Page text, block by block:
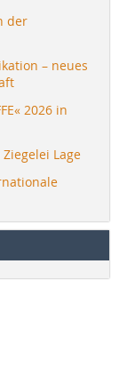
der
– neues
2026 in
Lage